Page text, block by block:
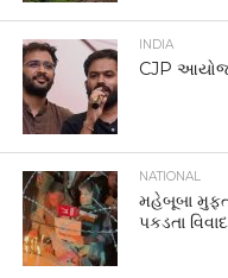
INDIA
CJP
NATIONAL
મહેબૂબા
પકડતા